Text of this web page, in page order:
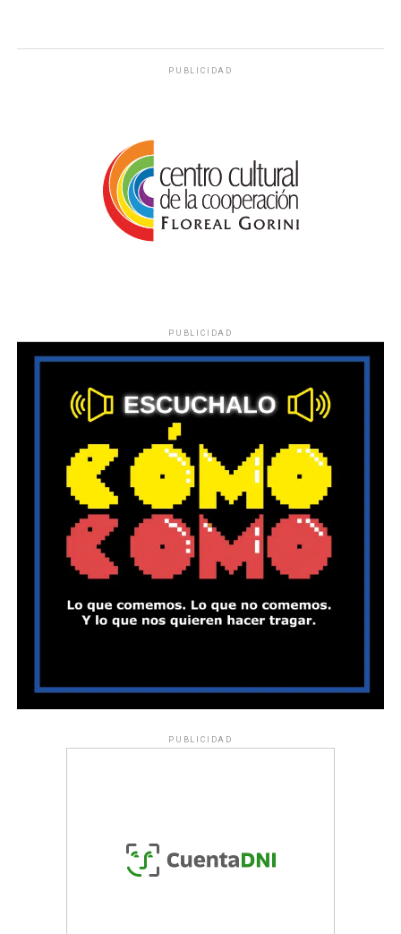
PUBLICIDAD
PUBLICIDAD
PUBLICIDAD